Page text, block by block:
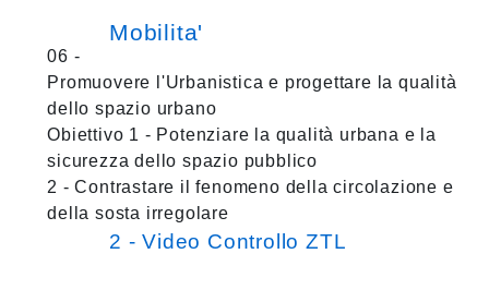
Mobilita'
06 -
Promuovere l'Urbanistica e progettare la qualità
dello spazio urbano
Obiettivo 1 - Potenziare la qualità urbana e la
sicurezza dello spazio pubblico
2 - Contrastare il fenomeno della circolazione e
della sosta irregolare
2 - Video Controllo ZTL